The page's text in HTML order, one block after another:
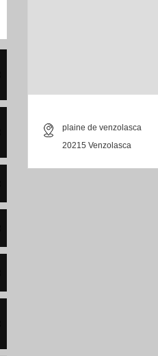
plaine de venzolasca
20215 Venzolasca